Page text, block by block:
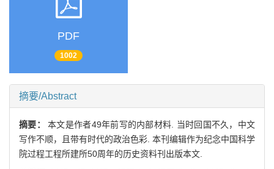
PDF
1002
摘要/Abstract
摘要：本文是作者49年前写的内部材料. 当时回国不久，中文
写作不顺，且带有时代的政治色彩. 本刊编辑作为纪念中国科学
院过程工程所建所50周年的历史资料刊出版本文.